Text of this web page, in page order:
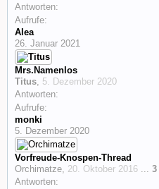
Antworten:
Aufrufe:
Alea
26. Januar 2021
Mrs.Namenlos
Titus, 5. Dezember 2020
Antworten:
Aufrufe:
monki
5. Dezember 2020
Vorfreude-Knospen-Thread
Orchimatze, 20. Oktober 2016 ... 3
Antworten: